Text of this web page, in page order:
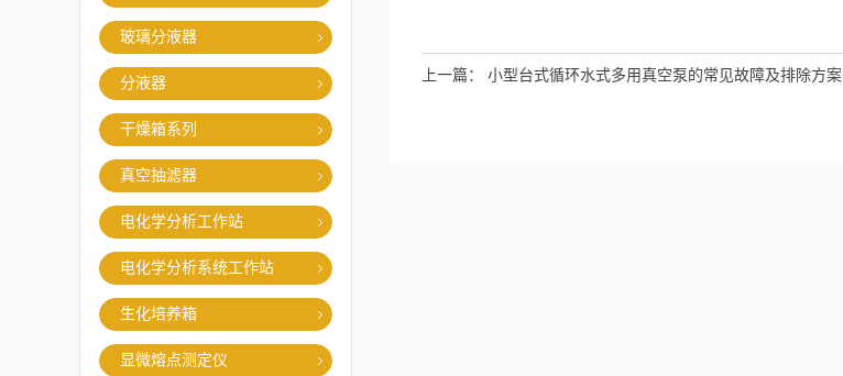
玻璃分液器
分液器
干燥箱系列
真空抽滤器
电化学分析工作站
电化学分析系统工作站
生化培养箱
显微熔点测定仪
上一篇： 小型台式循环水式多用真空泵的常见故障及排除方案